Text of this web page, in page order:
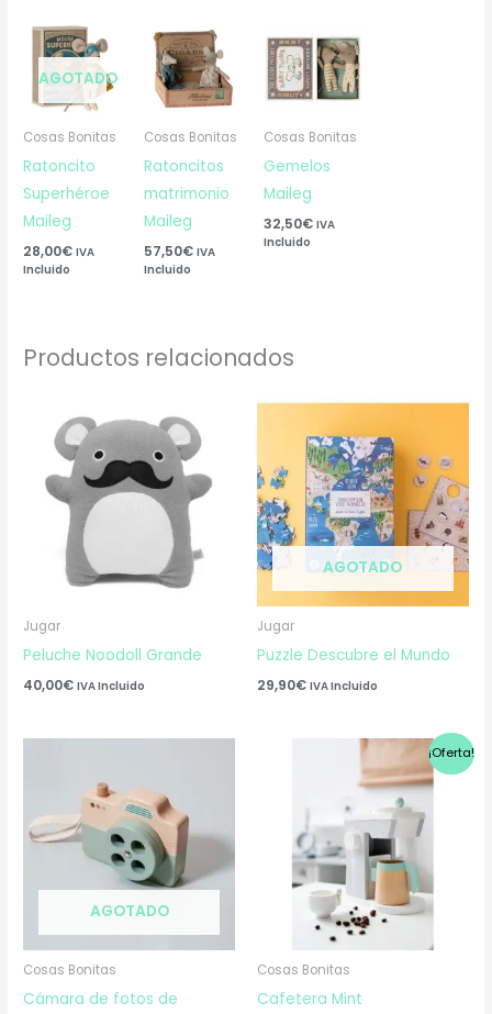
AGOTADO
Cosas Bonitas
Ratoncito
Superhéroe
Maileg
28,00€ IVA
Incluido
Cosas Bonitas
Ratoncitos
matrimonio
Maileg
57,50€ IVA
Incluido
Cosas Bonitas
Gemelos
Maileg
32,50€ IVA
Incluido
Productos relacionados
Jugar
Peluche Noodoll Grande
40,00€ IVA Incluido
AGOTADO
Jugar
Puzzle Descubre el Mundo
29,90€ IVA Incluido
AGOTADO
Cosas Bonitas
Cámara de fotos de
¡Oferta!
Cosas Bonitas
Cafetera Mint
original
53,50€.
El
precio
actual
38,00€.